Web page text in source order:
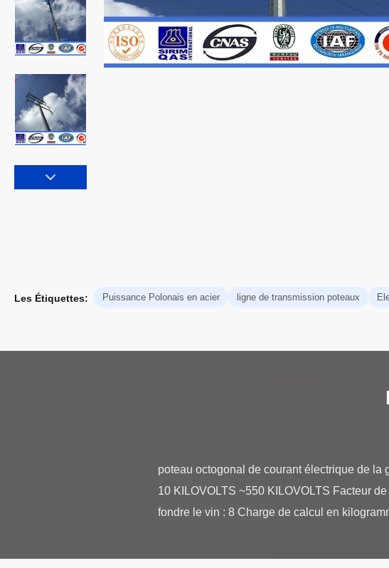
Les Étiquettes: Puissance Polonais en acier ligne de transmission poteaux
poteau octogonal de courant électrique de
10 KILOVOLTS ~550 KILOVOLTS Facteur